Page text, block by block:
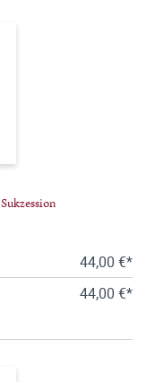
44,00 €*
44,00 €*